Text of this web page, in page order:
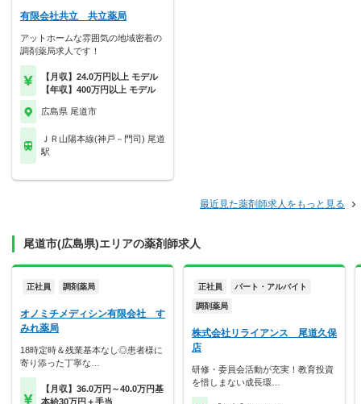
有限会社共立 共立薬局
アットホームな雰囲気の地域密着の
調剤薬局求人です！
【月収】24.0万円以上 モデル
【年収】400万円以上 モデル
広島県 尾道市
ＪＲ山陽本線(神戸－門司) 尾道
駅
最近見た薬剤師求人をもっと見る
尾道市(広島県)エリアの薬剤師求人
正社員 調剤薬局
オノミチメディシン有限会社 す
みれ薬局
18時定時＆残業基本なし◎患者様に
寄り添った丁寧な…
【月収】36.0万円～40.0万円基
本給30万円＋手当
正社員 パート・アルバイト
調剤薬局
株式会社リライアンス 尾道久保
店
研修・委員会活動が充実！教育投資
を惜しまない成長環…